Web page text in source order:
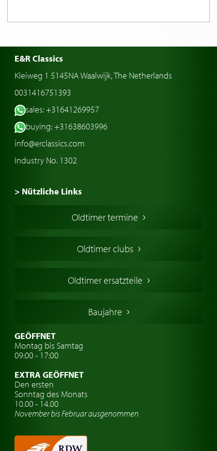
E&R Classics
Kleiweg 1 5145NA Waalwijk, The Netherlands
0031416751393
sales: +31641269957
buying: +31638603996
info@erclassics.com
Industry No. 1302
> Nützliche Links
Oldtimers in Europa
Englische Oldtimer
Deutsche Oldtimer
Schwedische Oldtimer
Oldtimer mit h-kennzeichen
Auto Oldtimer Markt
Oldtimer-Versicherung
Oldtimer-Clubs
Oldtimer-Reisen
Automarken uhren
Oldtimer termine
Oldtimer clubs
Oldtimer ersatzteile
Baujahre
GEÖFFNET
Montag bis Samtag
09:00 - 17:00
EXTRA GEÖFFNET
Den ersten
Sonntag des Monats
10.00 - 14.00
November bis Februar ausgenommen